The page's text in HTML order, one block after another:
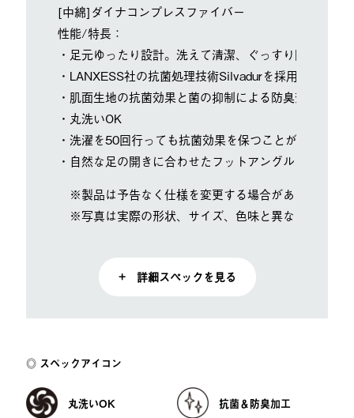
[中綿]ダイナコンプレスファイバー
性能/特長：
・足元ゆったり設計。洗えて清潔、ぐっすり眠れる。
・LANXESS社の抗菌処理技術Silvadurを採用。
・肌面生地の抗菌効果と菌の抑制による防臭効果が得
・丸洗いOK
・洗濯を50回行っても抗菌効果を保つことが試験によ
・自然な足の開きに合わせたフットアングルストラク
※製品は予告なく仕様を変更する場合があります。
※写真は実際の形状、サイズ、色味と異なる場合が
+ 詳細スペックを見る
スペックアイコン
丸洗いOK 抗菌＆防臭加工